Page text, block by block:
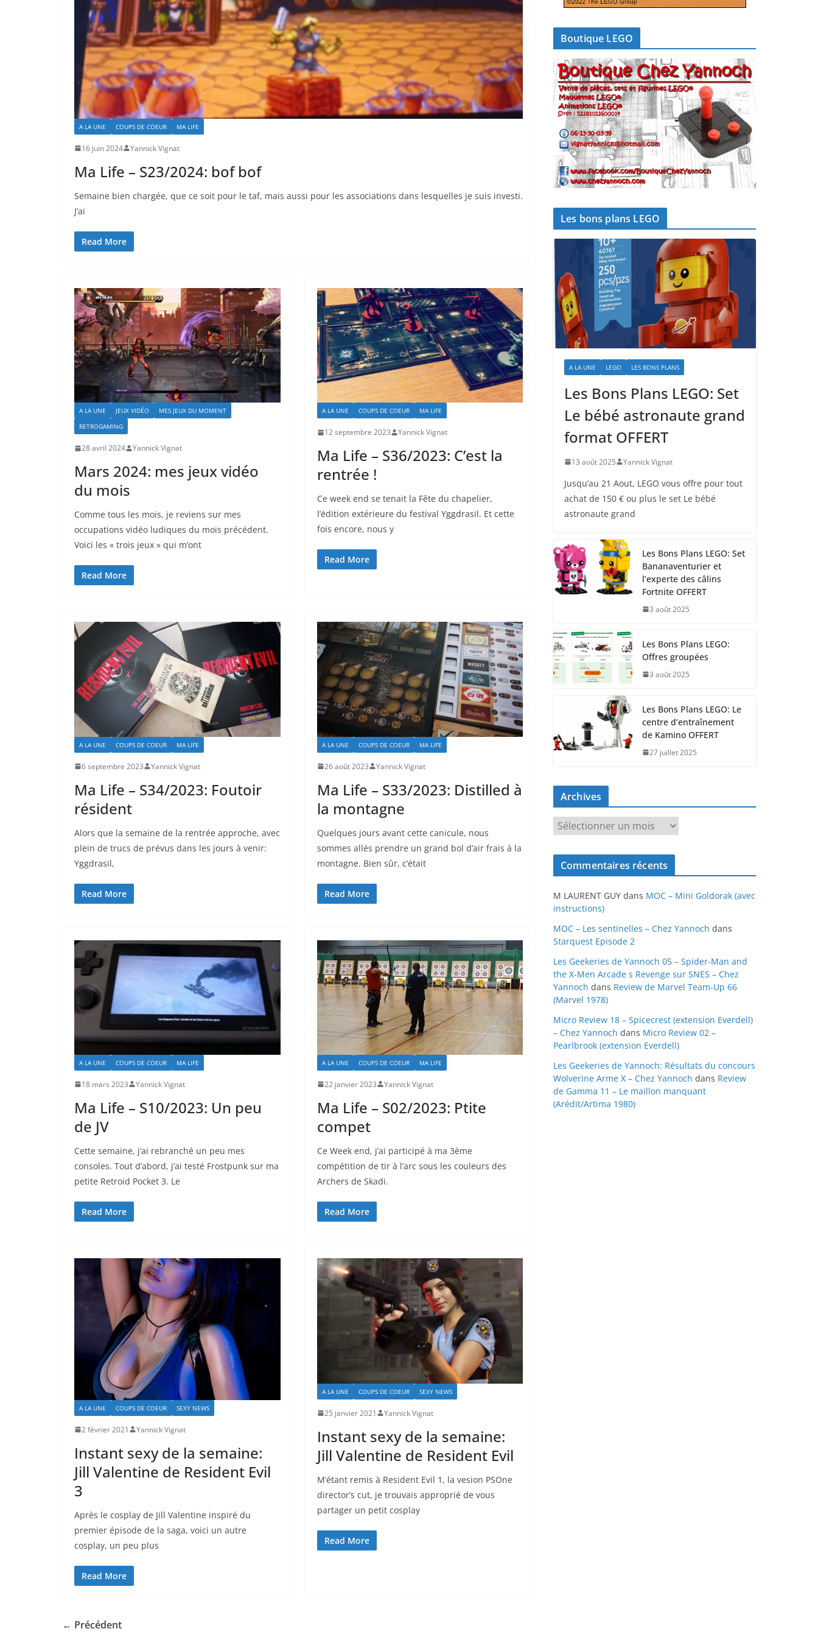
A LA UNE COUPS DE COEUR MA LIFE
16 juin 2024 Yannick Vignat
Ma Life – S23/2024: bof bof
Semaine bien chargée, que ce soit pour le taf, mais aussi pour les associations dans lesquelles je suis investi.
J’ai
Read More
A LA UNE JEUX VIDÉO
MES JEUX DU MOMENT
RETROGAMING
28 avril 2024 Yannick Vignat
Mars 2024: mes jeux vidéo
du mois
Comme tous les mois, je reviens sur mes
occupations vidéo ludiques du mois précédent.
Voici les « trois jeux » qui m’ont
Read More
A LA UNE COUPS DE COEUR MA LIFE
12 septembre 2023 Yannick Vignat
Ma Life – S36/2023: C’est la
rentrée !
Ce week end se tenait la Fête du chapelier,
l’édition extérieure du festival Yggdrasil. Et cette
fois encore, nous y
Read More
A LA UNE COUPS DE COEUR MA LIFE
6 septembre 2023 Yannick Vignat
Ma Life – S34/2023: Foutoir
résident
Alors que la semaine de la rentrée approche, avec
plein de trucs de prévus dans les jours à venir:
Yggdrasil,
Read More
A LA UNE COUPS DE COEUR MA LIFE
26 août 2023 Yannick Vignat
Ma Life – S33/2023: Distilled à
la montagne
Quelques jours avant cette canicule, nous
sommes allés prendre un grand bol d’air frais à la
montagne. Bien sûr, c’était
Read More
A LA UNE COUPS DE COEUR MA LIFE
18 mars 2023 Yannick Vignat
Ma Life – S10/2023: Un peu
de JV
Cette semaine, j’ai rebranché un peu mes
consoles. Tout d’abord, j’ai testé Frostpunk sur ma
petite Retroid Pocket 3. Le
Read More
A LA UNE COUPS DE COEUR MA LIFE
22 janvier 2023 Yannick Vignat
Ma Life – S02/2023: Ptite
compet
Ce Week end, j’ai participé à ma 3ème
compétition de tir à l’arc sous les couleurs des
Archers de Skadi.
Read More
A LA UNE COUPS DE COEUR SEXY NEWS
2 février 2021 Yannick Vignat
Instant sexy de la semaine:
Jill Valentine de Resident Evil
3
Après le cosplay de Jill Valentine inspiré du
premier épisode de la saga, voici un autre
cosplay, un peu plus
Read More
A LA UNE COUPS DE COEUR SEXY NEWS
25 janvier 2021 Yannick Vignat
Instant sexy de la semaine:
Jill Valentine de Resident Evil
M’étant remis à Resident Evil 1, la vesion PSOne
director’s cut, je trouvais approprié de vous
partager un petit cosplay
Read More
← Précédent
Boutique LEGO
Les bons plans LEGO
A LA UNE LEGO LES BONS PLANS
Les Bons Plans LEGO: Set
Le bébé astronaute grand
format OFFERT
13 août 2025 Yannick Vignat
Jusqu’au 21 Aout, LEGO vous offre pour tout
achat de 150 € ou plus le set Le bébé
astronaute grand
Les Bons Plans LEGO: Set
Bananaventurier et
l’experte des câlins
Fortnite OFFERT
3 août 2025
Les Bons Plans LEGO:
Offres groupées
3 août 2025
Les Bons Plans LEGO: Le
centre d’entraînement
de Kamino OFFERT
27 juillet 2025
Archives
r
c
v
e
s
Commentaires récents
M LAURENT GUY dans MOC – Mini Goldorak (avec
instructions)
MOC – Les sentinelles – Chez Yannoch dans
Starquest Episode 2
Les Geekeries de Yannoch 05 – Spider-Man and
the X-Men Arcade s Revenge sur SNES – Chez
Yannoch dans Review de Marvel Team-Up 66
(Marvel 1978)
Micro Review 18 – Spicecrest (extension Everdell)
– Chez Yannoch dans Micro Review 02 –
Pearlbrook (extension Everdell)
Les Geekeries de Yannoch: Résultats du concours
Wolverine Arme X – Chez Yannoch dans Review
de Gamma 11 – Le maillon manquant
(Arédit/Artima 1980)